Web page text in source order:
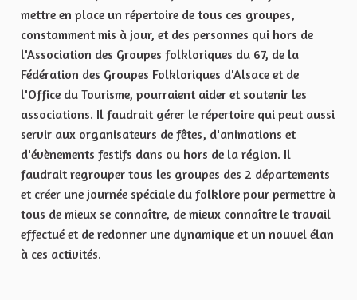
mettre en place un répertoire de tous ces groupes,
constamment mis à jour, et des personnes qui hors de
l'Association des Groupes folkloriques du 67, de la
Fédération des Groupes Folkloriques d'Alsace et de
l'Office du Tourisme, pourraient aider et soutenir les
associations. Il faudrait gérer le répertoire qui peut aussi
servir aux organisateurs de fêtes, d'animations et
d'évènements festifs dans ou hors de la région. Il
faudrait regrouper tous les groupes des 2 départements
et créer une journée spéciale du folklore pour permettre à
tous de mieux se connaître, de mieux connaître le travail
effectué et de redonner une dynamique et un nouvel élan
à ces activités.